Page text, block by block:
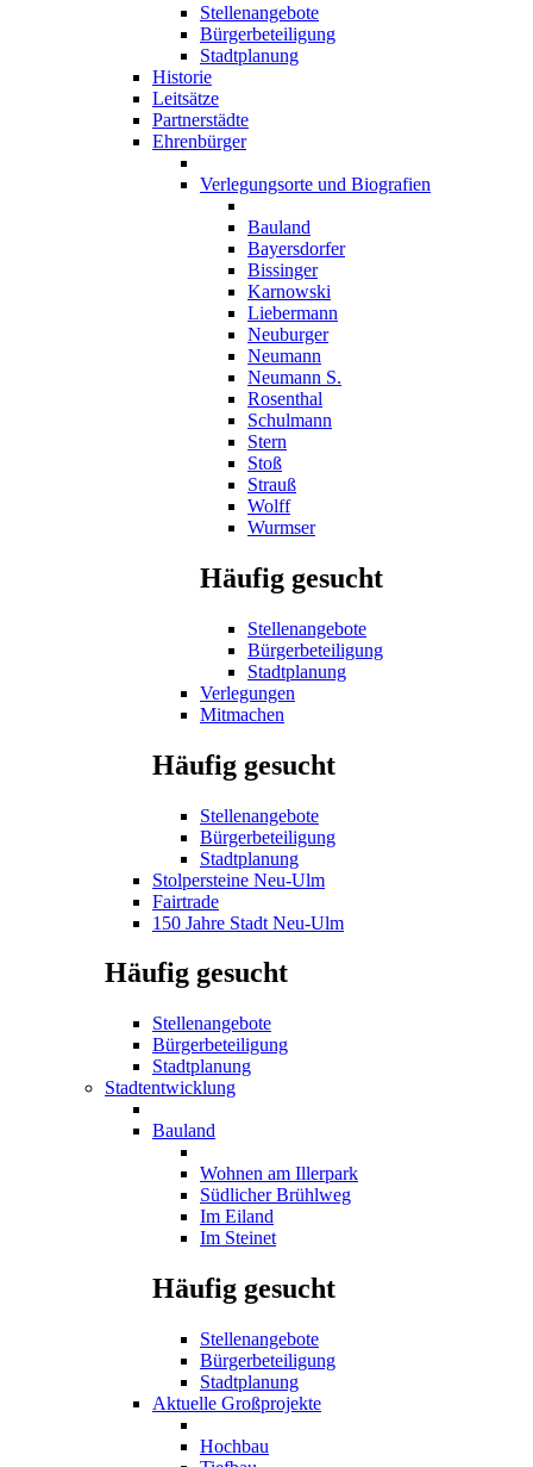
Stellenangebote
Bürgerbeteiligung
Stadtplanung
Historie
Leitsätze
Partnerstädte
Ehrenbürger
Verlegungsorte und Biografien
Bauland
Bayersdorfer
Bissinger
Karnowski
Liebermann
Neuburger
Neumann
Neumann S.
Rosenthal
Schulmann
Stern
Stoß
Strauß
Wolff
Wurmser
Häufig gesucht
Stellenangebote
Bürgerbeteiligung
Stadtplanung
Verlegungen
Mitmachen
Häufig gesucht
Stellenangebote
Bürgerbeteiligung
Stadtplanung
Stolpersteine Neu-Ulm
Fairtrade
150 Jahre Stadt Neu-Ulm
Häufig gesucht
Stellenangebote
Bürgerbeteiligung
Stadtplanung
Stadtentwicklung
Bauland
Wohnen am Illerpark
Südlicher Brühlweg
Im Eiland
Im Steinet
Häufig gesucht
Stellenangebote
Bürgerbeteiligung
Stadtplanung
Aktuelle Großprojekte
Hochbau